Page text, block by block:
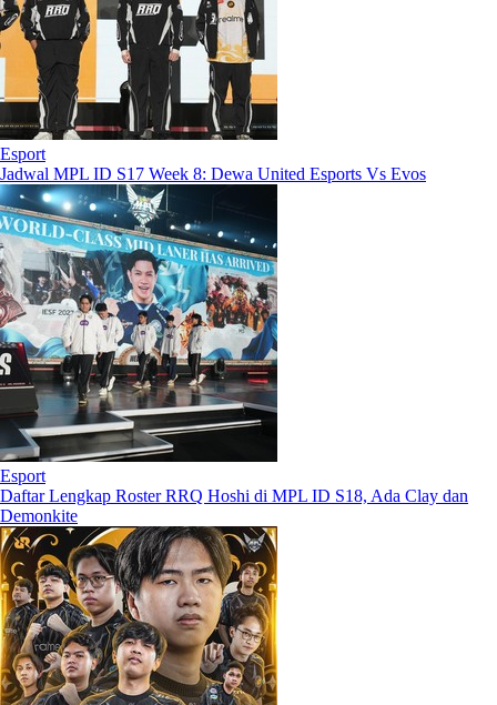
Esport
Jadwal MPL ID S17 Week 8: Dewa United Esports Vs Evos
Esport
Daftar Lengkap Roster RRQ Hoshi di MPL ID S18, Ada Clay dan
Demonkite